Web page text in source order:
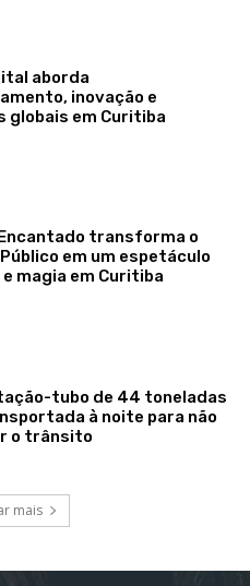
aborda
inovação e
globais em Curitiba
transforma o
em um espetáculo
magia em Curitiba
tubo de 44 toneladas
à noite para não
o trânsito
mais